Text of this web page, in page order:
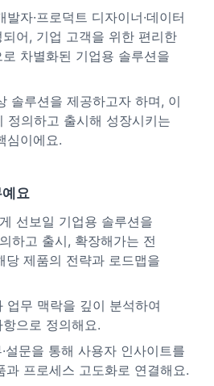
발자·프로덕트 디자이너·데이터
어, 기업 고객을 위한 편리한
차별화된 기업용 솔루션을
솔루션을 제공하고자 하며, 이
정의하고 출시해 성장시키는
심이에요.
요
선보일 기업용 솔루션을
하고 출시, 확장해가는 전
당 제품의 전략과 로드맵을
업무 맥락을 깊이 분석하여
으로 정의해요.
설문을 통해 사용자 인사이트를
과 프로세스 고도화로 연결해요.